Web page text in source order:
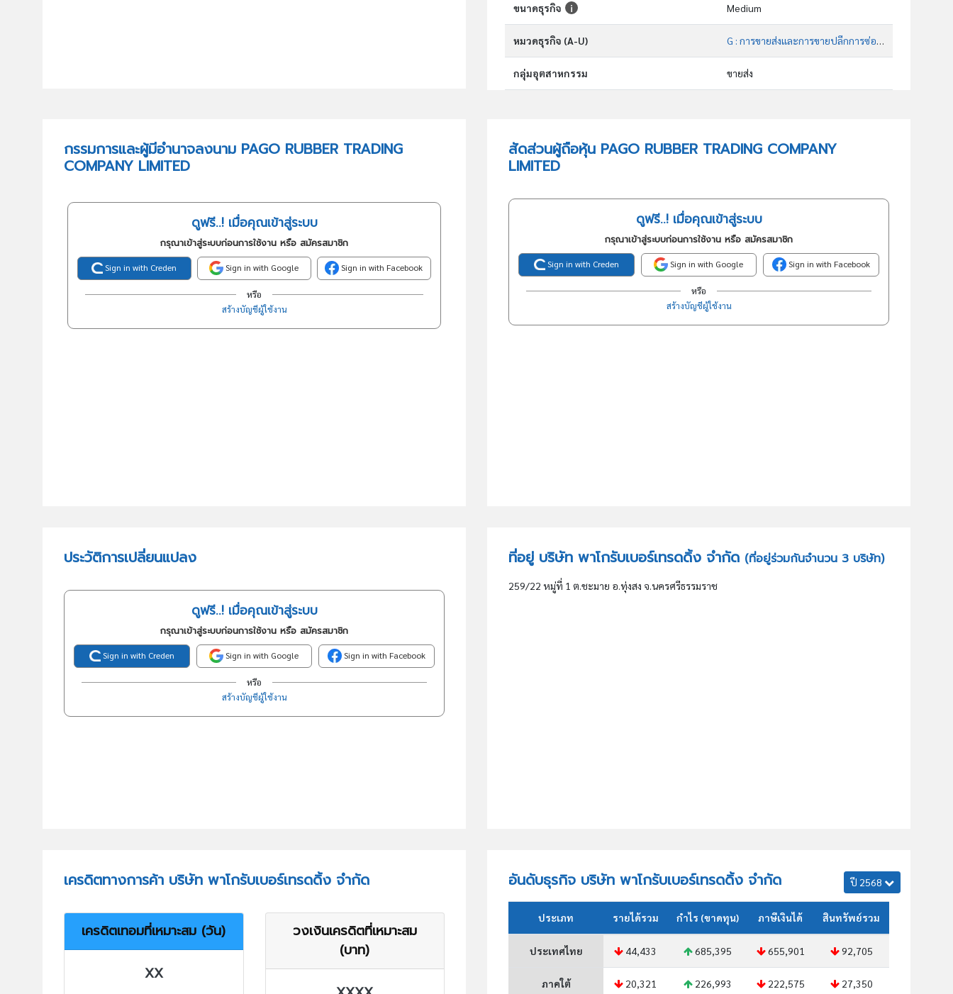
ขนาดธุรกิจ Medium
หมวดธุรกิจ (A-U) G : การขายส่งและการขายปลีกการซ่อมยานยนต์และ จักรยานยนต์
กลุ่มอุตสาหกรรม ขายส่ง
วัตถุประสงค์
กรรมการและผู้มีอำนาจลงนาม PAGO RUBBER TRADING
COMPANY LIMITED
ดูฟรี..! เมื่อคุณเข้าสู่ระบบ
กรุณาเข้าสู่ระบบก่อนการใช้งาน หรือ สมัครสมาชิก
Sign in with Creden Sign in with Google Sign in with Facebook
หรือ
สร้างบัญชีผู้ใช้งาน
สัดส่วนผู้ถือหุ้น PAGO RUBBER TRADING COMPANY
LIMITED
ดูฟรี..! เมื่อคุณเข้าสู่ระบบ
กรุณาเข้าสู่ระบบก่อนการใช้งาน หรือ สมัครสมาชิก
Sign in with Creden Sign in with Google Sign in with Facebook
หรือ
สร้างบัญชีผู้ใช้งาน
ประวัติการเปลี่ยนแปลง
ดูฟรี..! เมื่อคุณเข้าสู่ระบบ
กรุณาเข้าสู่ระบบก่อนการใช้งาน หรือ สมัครสมาชิก
Sign in with Creden Sign in with Google Sign in with Facebook
หรือ
สร้างบัญชีผู้ใช้งาน
ที่อยู่ บริษัท พาโกรับเบอร์เทรดดิ้ง จำกัด (ที่อยู่ร่วมกันจำนวน 3 บริษัท)
259/22 หมู่ที่ 1 ต.ชะมาย อ.ทุ่งสง จ.นครศรีธรรมราช
เครดิตทางการค้า บริษัท พาโกรับเบอร์เทรดดิ้ง จำกัด
เครดิตเทอมที่เหมาะสม (วัน)
XX
วงเงินเครดิตที่เหมาะสม
(บาท)
อันดับธุรกิจ บริษัท พาโกรับเบอร์เทรดดิ้ง จำกัด ปี 2568
ประเภท รายได้รวม กำไร (ขาดทุน) ภาษีเงินได้ สินทรัพย์รวม
ประเทศไทย 44,433 685,395 655,901 92,705
ภาคใต้ 20,321 226,993 222,575 27,350